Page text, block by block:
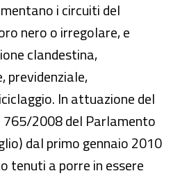
i circuiti del
nero o irregolare, e
clandestina,
previdenziale,
In attuazione del
765/2008 del Parlamento
dal primo gennaio 2010
tenuti a porre in essere